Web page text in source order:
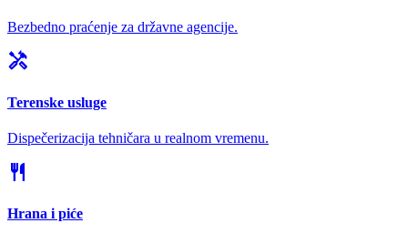
Bezbedno praćenje za državne agencije.
handyman
Terenske usluge
Dispečerizacija tehničara u realnom vremenu.
restaurant
Hrana i piće